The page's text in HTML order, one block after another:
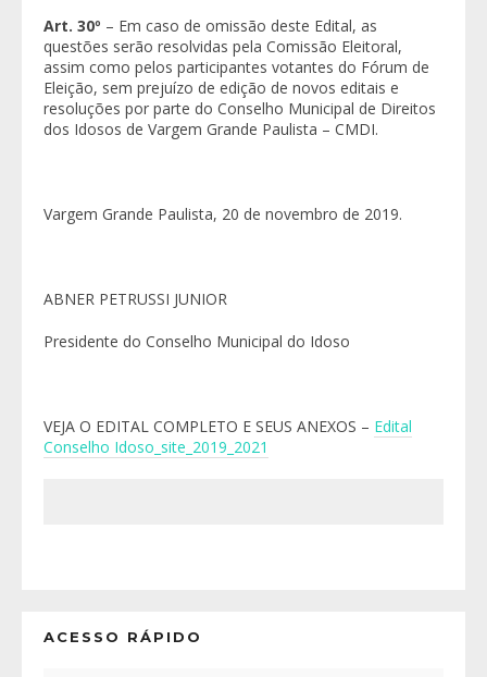
Art. 30º – Em caso de omissão deste Edital, as
questões serão resolvidas pela Comissão Eleitoral,
assim como pelos participantes votantes do Fórum de
Eleição, sem prejuízo de edição de novos editais e
resoluções por parte do Conselho Municipal de Direitos
dos Idosos de Vargem Grande Paulista – CMDI.
Vargem Grande Paulista, 20 de novembro de 2019.
ABNER PETRUSSI JUNIOR
Presidente do Conselho Municipal do Idoso
VEJA O EDITAL COMPLETO E SEUS ANEXOS – Edital
Conselho Idoso_site_2019_2021
ACESSO RÁPIDO